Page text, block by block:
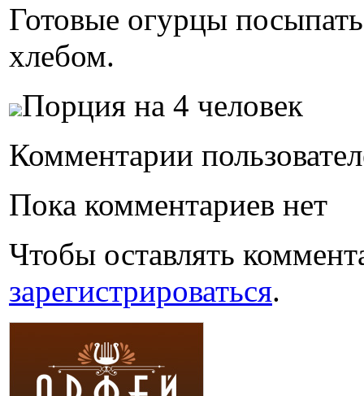
Готовые огурцы
хлебом.
Порция на 4 человек
Комментарии
Пока комментариев нет
Чтобы оставлять
зарегистрироваться.